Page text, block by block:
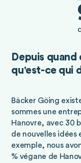
Depuis
qu'est-ce qui
Bäcker Göing
sommes une
Hanovre, avec 30
de nouvelles idées
exemple, nous
% végane de